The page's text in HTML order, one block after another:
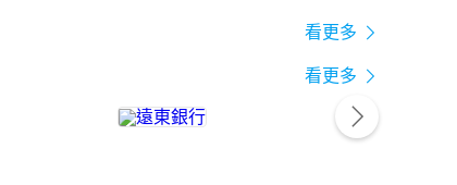
看更多
看更多